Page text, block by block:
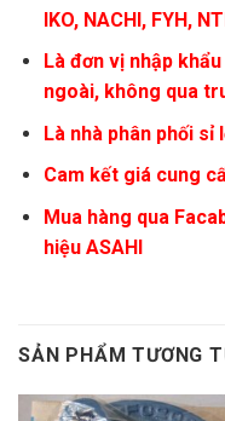
IKO, NACHI, FYH,
Là đơn vị nhập
ngoài, không qua
Là nhà phân phối sỉ
Cam kết giá cung
Mua hàng qua
hiệu ASAHI
SẢN PHẨM TƯƠNG